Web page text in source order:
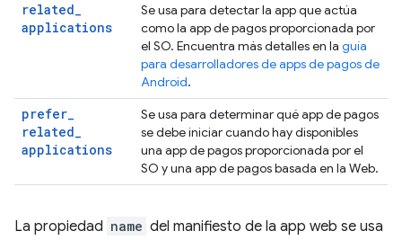
related_
applications
Se usa para detectar la app que actúa
como la app de pagos proporcionada por
el SO. Encuentra más detalles en la guía
para desarrolladores de apps de pagos de
Android.
prefer_
related_
applications
Se usa para determinar qué app de pagos
se debe iniciar cuando hay disponibles
una app de pagos proporcionada por el
SO y una app de pagos basada en la Web.
La propiedad name del manifiesto de la app web se usa